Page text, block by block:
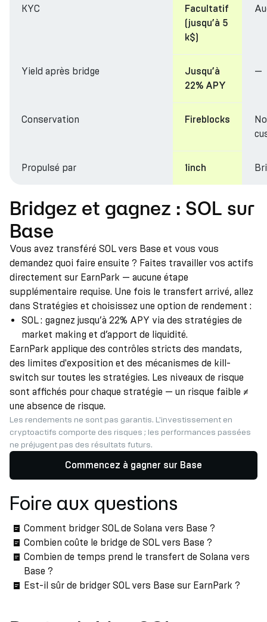
KYC
Facultatif
(jusqu’à 5
k$)
Yield après bridge
Jusqu’à
22% APY
—
Conservation Fireblocks
Propulsé par 1inch
Bridgez et gagnez : SOL sur
Base
Vous avez transféré SOL vers Base et vous vous
demandez quoi faire ensuite ? Faites travailler vos actifs
directement sur EarnPark — aucune étape
supplémentaire requise. Une fois le transfert arrivé, allez
dans Stratégies et choisissez une option de rendement :
SOL : gagnez jusqu’à 22% APY via des stratégies de
market making et d’apport de liquidité.
EarnPark applique des contrôles stricts des mandats,
des limites d'exposition et des mécanismes de kill-
switch sur toutes les stratégies. Les niveaux de risque
sont affichés pour chaque stratégie — un risque faible ≠
une absence de risque.
Les rendements ne sont pas garantis. L'investissement en
cryptoactifs comporte des risques ; les performances passées
ne préjugent pas des résultats futurs.
Commencez à gagner sur Base
Foire aux questions
Comment bridger SOL de Solana vers Base ?
Combien coûte le bridge de SOL vers Base ?
Combien de temps prend le transfert de Solana vers
Base ?
Est-il sûr de bridger SOL vers Base sur EarnPark ?